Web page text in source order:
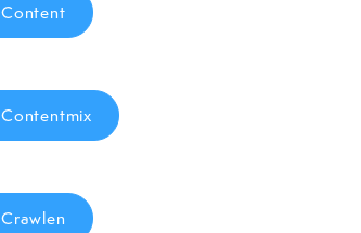
Content
Contentmix
Crawlen